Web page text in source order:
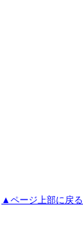
▲ページ上部に戻る